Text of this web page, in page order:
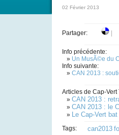
02 Février 2013
Partager:
Info précédente:
» Un MusÃ©e du
Info suivante:
» CAN 2013 :
Articles de Cap-
» CAN 2013 :
» CAN 2013 : le
» Le Cap-Vert
Tags: can2013